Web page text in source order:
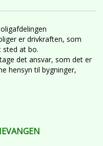
er drivkraften, som
sted at bo.
det ansvar, som det er
hensyn til bygninger,